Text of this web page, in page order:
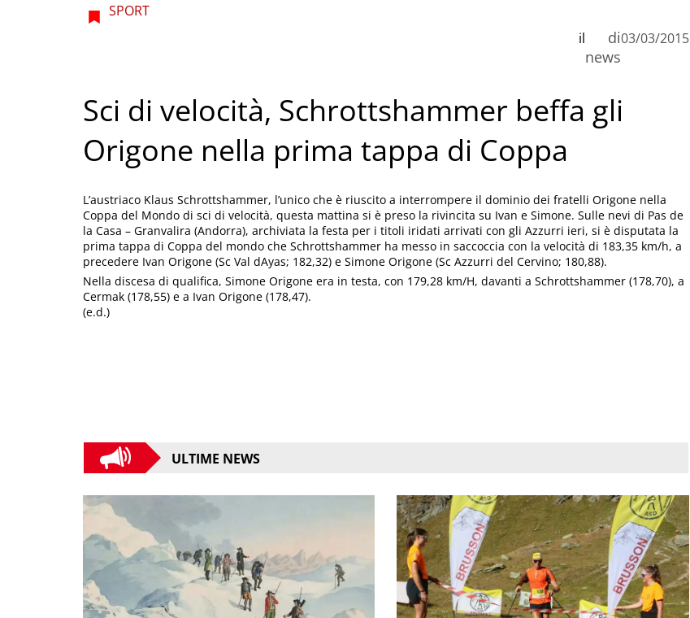
SPORT
di
news
il 03/03/2015
Sci di velocità, Schrottshammer beffa gli
Origone nella prima tappa di Coppa
L’austriaco Klaus Schrottshammer, l’unico che è riuscito a interrompere il dominio dei fratelli Origone nella
Coppa del Mondo di sci di velocità, questa mattina si è preso la rivincita su Ivan e Simone. Sulle nevi di Pas de
la Casa – Granvalira (Andorra), archiviata la festa per i titoli iridati arrivati con gli Azzurri ieri, si è disputata la
prima tappa di Coppa del mondo che Schrottshammer ha messo in saccoccia con la velocità di 183,35 km/h, a
precedere Ivan Origone (Sc Val dAyas; 182,32) e Simone Origone (Sc Azzurri del Cervino; 180,88).
Nella discesa di qualifica, Simone Origone era in testa, con 179,28 km/H, davanti a Schrottshammer (178,70), a
Cermak (178,55) e a Ivan Origone (178,47).
(e.d.)
ULTIME NEWS